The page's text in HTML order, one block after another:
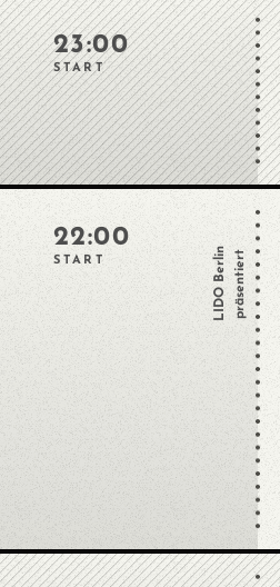
23:00
START
22:00
START LIDO Berlinpräsentiert